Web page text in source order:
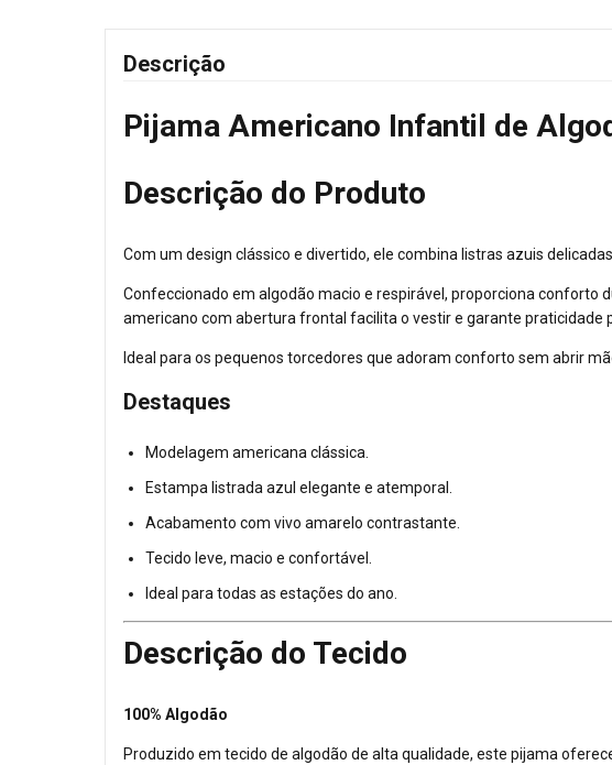
Descrição
Pijama Americano Infantil de
Descrição do Produto
Com um design clássico e divertido, ele combina listras azuis
Confeccionado em algodão macio e respirável, proporciona conforto
americano com abertura frontal facilita o vestir e garante praticidade
Ideal para os pequenos torcedores que adoram conforto sem abrir
Destaques
Modelagem americana clássica.
Estampa listrada azul elegante e atemporal.
Acabamento com vivo amarelo contrastante.
Tecido leve, macio e confortável.
Ideal para todas as estações do ano.
Descrição do Tecido
100% Algodão
Produzido em tecido de algodão de alta qualidade, este pijama